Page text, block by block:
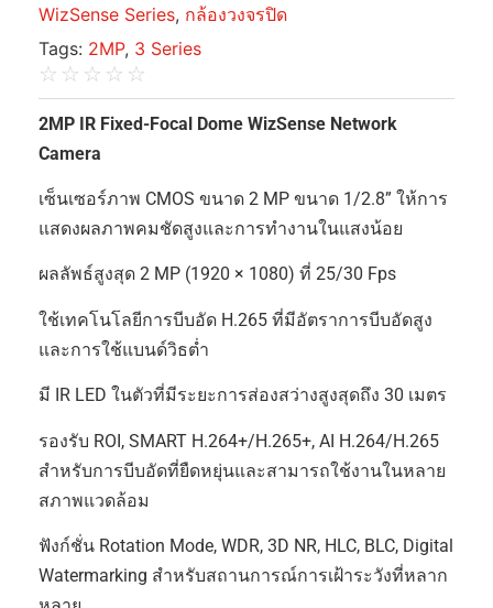
WizSense Series, กล้องวงจรปิด
Tags: 2MP, 3 Series
☆ ☆ ☆ ☆ ☆
2MP IR Fixed-Focal Dome WizSense Network
Camera
เซ็นเซอร์ภาพ CMOS ขนาด 2 MP ขนาด 1/2.8” ให้การ
แสดงผลภาพคมชัดสูงและการทำงานในแสงน้อย
ผลลัพธ์สูงสุด 2 MP (1920 × 1080) ที่ 25/30 Fps
ใช้เทคโนโลยีการบีบอัด H.265 ที่มีอัตราการบีบอัดสูง
และการใช้แบนด์วิธต่ำ
มี IR LED ในตัวที่มีระยะการส่องสว่างสูงสุดถึง 30 เมตร
รองรับ ROI, SMART H.264+/H.265+, AI H.264/H.265
สำหรับการบีบอัดที่ยืดหยุ่นและสามารถใช้งานในหลาย
สภาพแวดล้อม
ฟังก์ชั่น Rotation Mode, WDR, 3D NR, HLC, BLC, Digital
Watermarking สำหรับสถานการณ์การเฝ้าระวังที่หลาก